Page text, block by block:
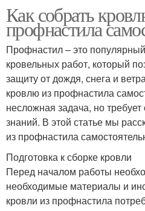
Как собрать
профнастила
Профнастил – это
кровельных работ, который
защиту от дождя, снега и
кровлю из профнастила
несложная задача, но
знаний. В этой статье мы
из профнастила
Подготовка к сборке кровли
Перед началом работы
необходимые материалы и
кровли из профнастила